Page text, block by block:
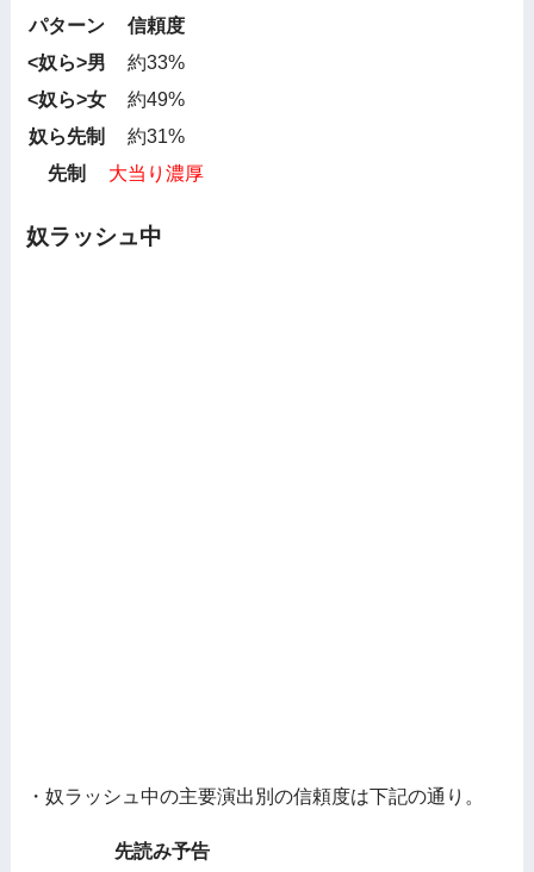
パターン
信頼度
<奴ら>男
約33%
<奴ら>女
約49%
奴ら先制
約31%
先制
大当り濃厚
奴ラッシュ中
・奴ラッシュ中の主要演出別の信頼度は下記の通り。
先読み予告